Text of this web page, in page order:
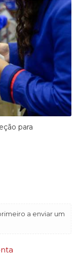
para
a enviar um